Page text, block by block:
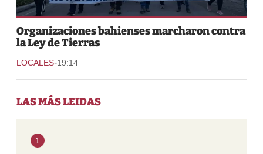
Organizaciones bahienses marcharon contra
la Ley de Tierras
LOCALES-19:14
LAS MÁS LEIDAS
1